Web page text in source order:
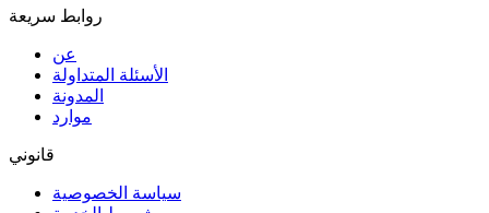
روابط سريعة
عن
الأسئلة المتداولة
المدونة
موارد
قانوني
سياسة الخصوصية